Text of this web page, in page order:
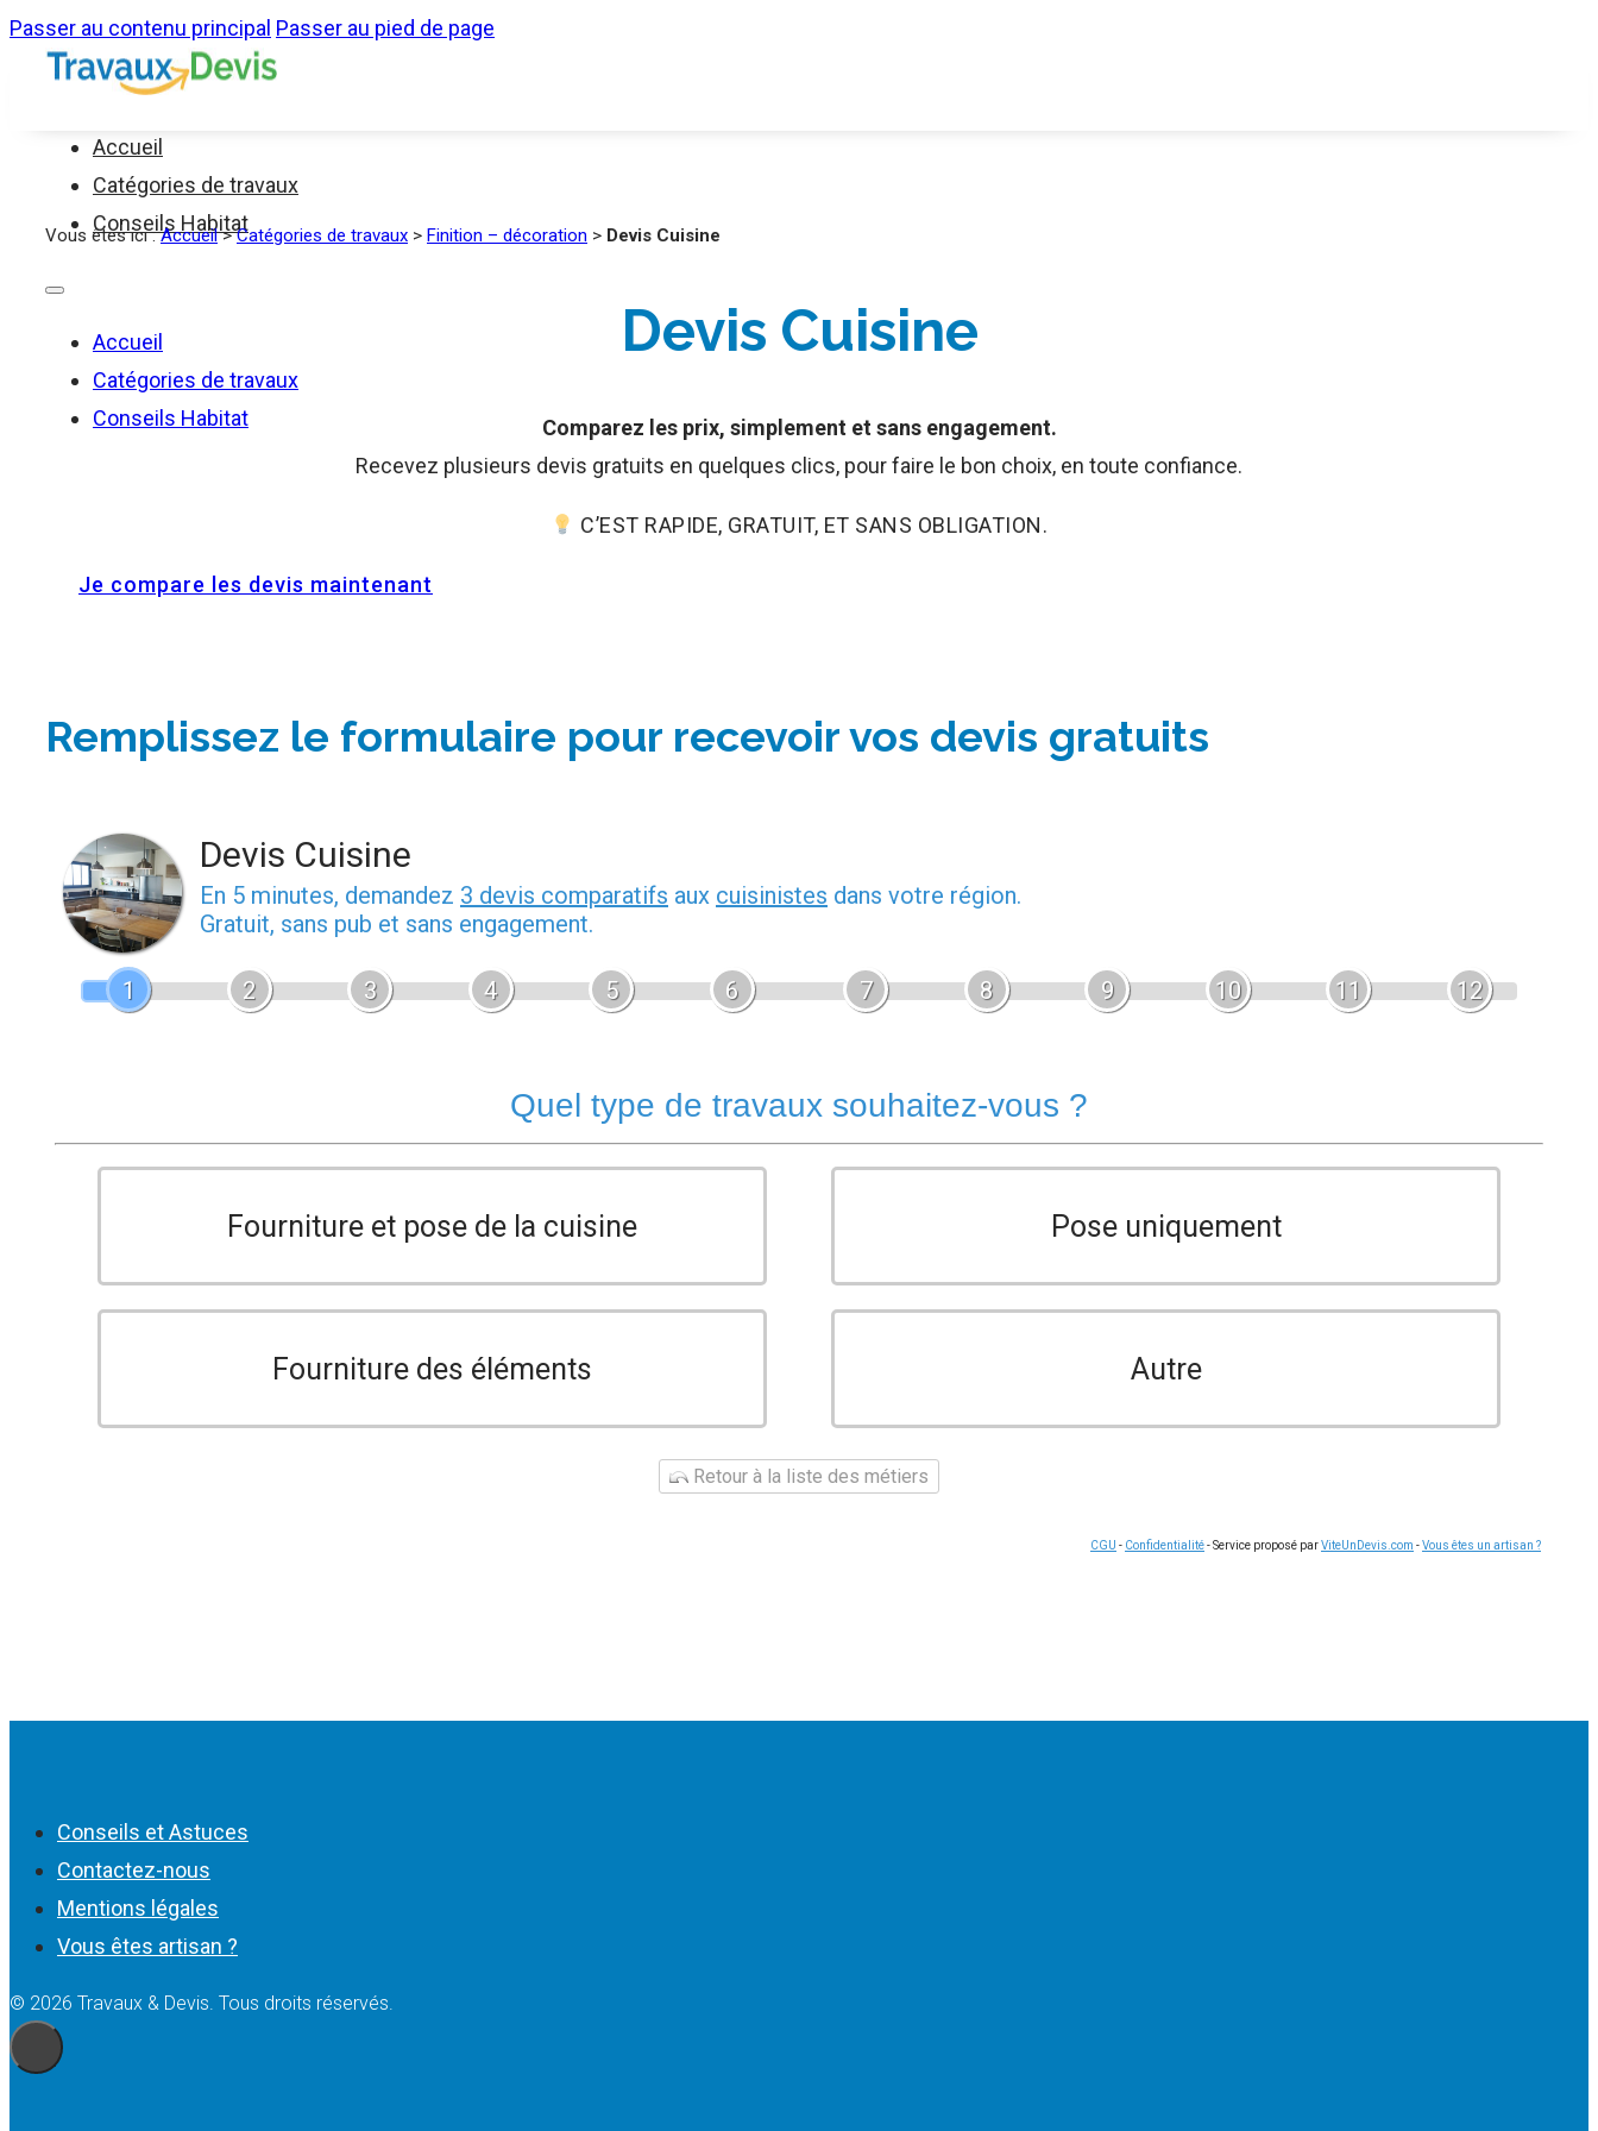
Passer au contenu principal Passer au pied de page
Accueil
Catégories de travaux
Conseils Habitat
Accueil
Catégories de travaux
Conseils Habitat
Vous êtes ici :Accueil>Catégories de travaux > Finition – décoration > Devis Cuisine
Devis Cuisine
Comparez les prix, simplement et sans engagement.
Recevez plusieurs devis gratuits en quelques clics, pour faire le bon choix, en toute confiance.
C’EST RAPIDE, GRATUIT, ET SANS OBLIGATION.
Je compare les devis maintenant
Remplissez le formulaire pour recevoir vos devis gratuits
Devis Cuisine
En 5 minutes, demandez 3 devis comparatifs aux cuisinistes dans votre région.
Gratuit, sans pub et sans engagement.
1 2 3 4 5 6 7 8 9 10 11 12
Quel type de travaux souhaitez-vous ?
Fourniture et pose de la cuisine Pose uniquement
Fourniture des éléments Autre
Retour à la liste des métiers
CGU - Confidentialité- Service proposé parViteUnDevis.com -Vous êtes un artisan ?
Conseils et Astuces
Contactez-nous
Mentions légales
Vous êtes artisan ?
© 2026 Travaux & Devis. Tous droits réservés.